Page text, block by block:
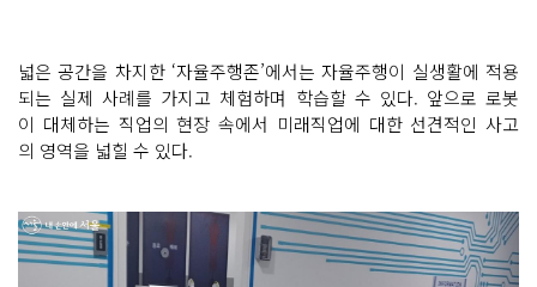
넓은 공간을 차지한 ‘자율주행존’에서는 자율주행이 실생활에 적용
되는 실제 사례를 가지고 체험하며 학습할 수 있다. 앞으로 로봇
이 대체하는 직업의 현장 속에서 미래직업에 대한 선견적인 사고
의 영역을 넓힐 수 있다.